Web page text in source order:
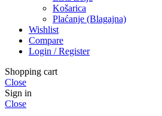
Košarica
Plaćanje (Blagajna)
Wishlist
Compare
Login / Register
Shopping cart
Close
Sign in
Close